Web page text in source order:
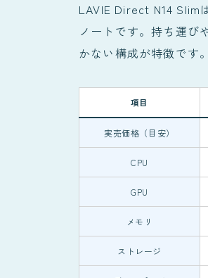
LAVIE Direct N14 Slim
ノートです。持ち運び
かない構成が特徴です。
項目
実売価格（目安）
CPU
GPU
メモリ
ストレージ